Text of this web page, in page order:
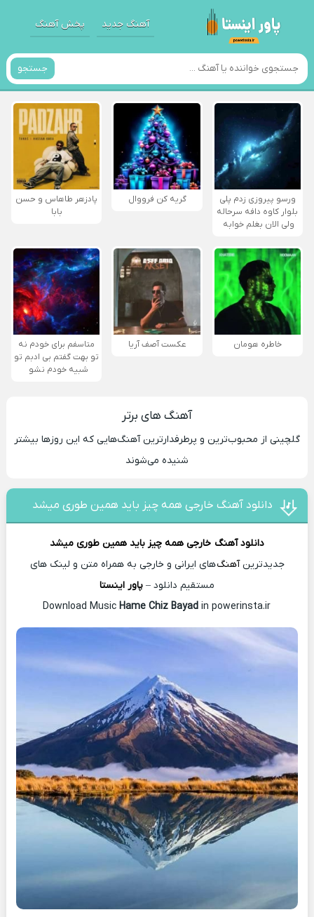
آهنگ جدید پخش آهنگ
جستجو
ورسو پیروزی زدم پلی
بلوار کاوه دافه سرحاله
ولی الان بغلم خوابه ‌
گریه کن فرووال
پادزهر طاهاس و حسن
بابا
خاطره هومان عکست آصف آریا
متاسفم برای خودم نه
تو بهت گفتم بی ادبم تو
شبیه خودم نشو ‌ ‌
آهنگ های برتر
گلچینی از محبوب‌ترین و پرطرفدارترین آهنگ‌هایی که این روزها بیشتر
شنیده می‌شوند
دانلود آهنگ خارجی همه چیز باید همین طوری میشد
دانلود آهنگ خارجی همه چیز باید همین طوری میشد
جدیدترینآهنگهای ایرانی و خارجی به همراه متن و لینک های
مستقیم دانلود – پاور اینستا
Hame Chiz Bayad in powerinsta.ir